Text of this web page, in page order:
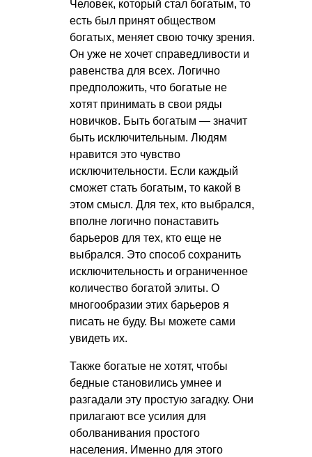
Человек, который стал богатым, то
есть был принят обществом
богатых, меняет свою точку зрения.
Он уже не хочет справедливости и
равенства для всех. Логично
предположить, что богатые не
хотят принимать в свои ряды
новичков. Быть богатым — значит
быть исключительным. Людям
нравится это чувство
исключительности. Если каждый
сможет стать богатым, то какой в
этом смысл. Для тех, кто выбрался,
вполне логично понаставить
барьеров для тех, кто еще не
выбрался. Это способ сохранить
исключительность и ограниченное
количество богатой элиты. О
многообразии этих барьеров я
писать не буду. Вы можете сами
увидеть их.
Также богатые не хотят, чтобы
бедные становились умнее и
разгадали эту простую загадку. Они
прилагают все усилия для
оболванивания простого
населения. Именно для этого